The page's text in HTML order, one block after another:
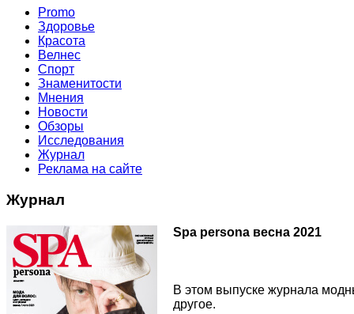
Promo
Здоровье
Красота
Велнес
Спорт
Знаменитости
Мнения
Новости
Обзоры
Исследования
Журнал
Реклама на сайте
Журнал
Spa persona весна 2021
В этом выпуске журнала
другое.